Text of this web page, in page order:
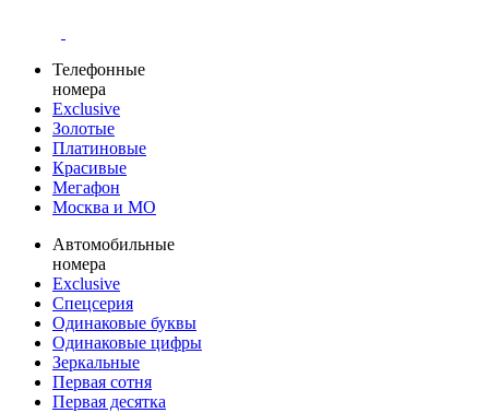
Телефонные
номера
Exclusive
Золотые
Платиновые
Красивые
Мегафон
Москва и МО
Автомобильные
номера
Exclusive
Спецсерия
Одинаковые буквы
Одинаковые цифры
Зеркальные
Первая сотня
Первая десятка